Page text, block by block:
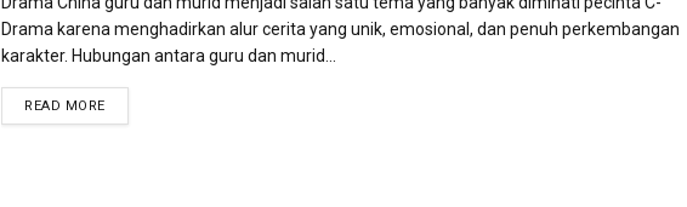
Drama karena menghadirkan alur cerita yang unik, emosional, dan penuh perkembangan
karakter. Hubungan antara guru dan murid...
READ MORE